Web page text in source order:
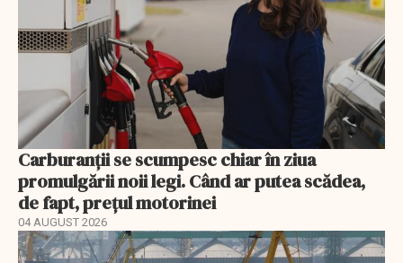
Carburanții se scumpesc chiar în ziua
promulgării noii legi. Când ar putea scădea,
de fapt, prețul motorinei
04 AUGUST 2026